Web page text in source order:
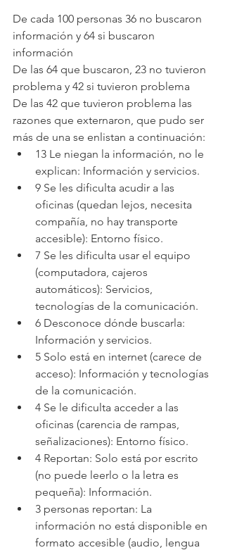
De cada 100 personas 36 no buscaron
información y 64 si buscaron
información
De las 64 que buscaron, 23 no tuvieron
problema y 42 si tuvieron problema
De las 42 que tuvieron problema las
razones que externaron, que pudo ser
más de una se enlistan a continuación:
13 Le niegan la información, no le
explican: Información y servicios.
9 Se les dificulta acudir a las
oficinas (quedan lejos, necesita
compañía, no hay transporte
accesible): Entorno físico.
7 Se les dificulta usar el equipo
(computadora, cajeros
automáticos): Servicios,
tecnologías de la comunicación.
6 Desconoce dónde buscarla:
Información y servicios.
5 Solo está en internet (carece de
acceso): Información y tecnologías
de la comunicación.
4 Se le dificulta acceder a las
oficinas (carencia de rampas,
señalizaciones): Entorno físico.
4 Reportan: Solo está por escrito
(no puede leerlo o la letra es
pequeña): Información.
3 personas reportan: La
información no está disponible en
formato accesible (audio, lengua